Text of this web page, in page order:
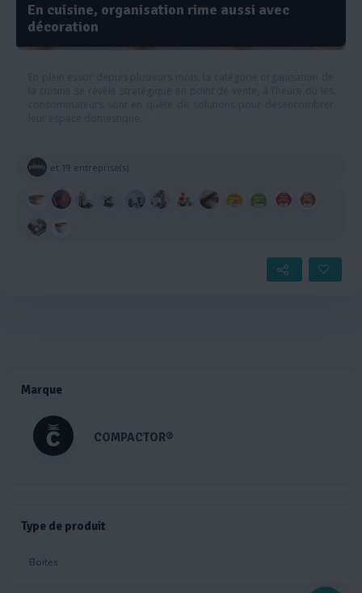
En cuisine, organisation rime aussi avec
décoration
et 19 entreprise(s)
Marque
COMPACTOR®
Type de produit
Boites